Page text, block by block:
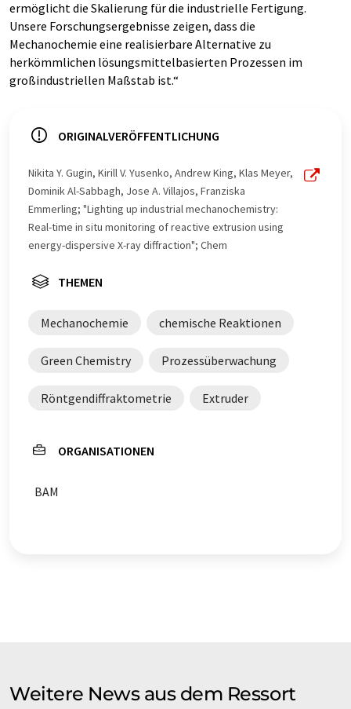
ermöglicht die Skalierung für die industrielle Fertigung.
Unsere Forschungsergebnisse zeigen, dass die
Mechanochemie eine realisierbare Alternative zu
herkömmlichen lösungsmittelbasierten Prozessen im
großindustriellen Maßstab ist.“
ORIGINALVERÖFFENTLICHUNG
Nikita Y. Gugin, Kirill V. Yusenko, Andrew King, Klas Meyer,
Dominik Al-Sabbagh, Jose A. Villajos, Franziska
Emmerling; "Lighting up industrial mechanochemistry:
Real-time in situ monitoring of reactive extrusion using
energy-dispersive X-ray diffraction"; Chem
THEMEN
Mechanochemie chemische Reaktionen
Green Chemistry Prozessüberwachung
Röntgendiffraktometrie Extruder
ORGANISATIONEN
BAM
Weitere News aus dem Ressort